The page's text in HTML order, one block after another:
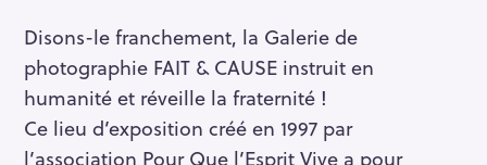
Disons-le franchement, la Galerie de
photographie FAIT & CAUSE instruit en
humanité et réveille la fraternité !
Ce lieu d’exposition créé en 1997 par
l’association Pour Que l’Esprit Vive a pour